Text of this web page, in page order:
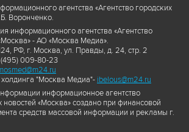
агентства «Агентство городских
Воронченко.
информационного агентства «Агентство
- АО «Москва Медиа».
РФ, г. Москва, ул. Правды, д. 24, стр. 2
009-80-23
"Москва Медиа"- ibelous@m24.ru
информационное агентство
новостей «Москва» создано при финансовой
средств массовой информации и рекламы г.